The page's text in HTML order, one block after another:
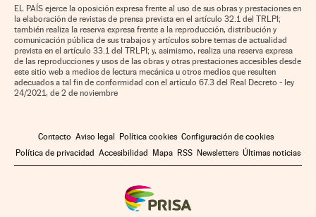
EL PAÍS ejerce la oposición expresa frente al uso de sus obras y prestaciones en
la elaboración de revistas de prensa prevista en el artículo 32.1 del TRLPI;
también realiza la reserva expresa frente a la reproducción, distribución y
comunicación pública de sus trabajos y artículos sobre temas de actualidad
prevista en el artículo 33.1 del TRLPI; y, asimismo, realiza una reserva expresa
de las reproducciones y usos de las obras y otras prestaciones accesibles desde
este sitio web a medios de lectura mecánica u otros medios que resulten
adecuados a tal fin de conformidad con el artículo 67.3 del Real Decreto - ley
24/2021, de 2 de noviembre
Contacto Aviso legal Política cookies Configuración de cookies
Política de privacidad Accesibilidad Mapa RSS Newsletters Últimas noticias